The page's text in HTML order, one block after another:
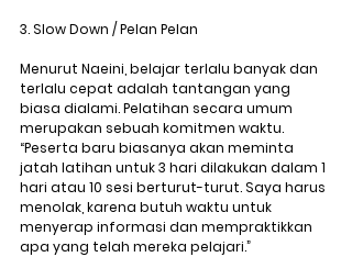
3. Slow Down / Pelan Pelan
Menurut Naeini, belajar terlalu banyak dan
terlalu cepat adalah tantangan yang
biasa dialami. Pelatihan secara umum
merupakan sebuah komitmen waktu.
“Peserta baru biasanya akan meminta
jatah latihan untuk 3 hari dilakukan dalam 1
hari atau 10 sesi berturut-turut. Saya harus
menolak, karena butuh waktu untuk
menyerap informasi dan mempraktikkan
apa yang telah mereka pelajari.”